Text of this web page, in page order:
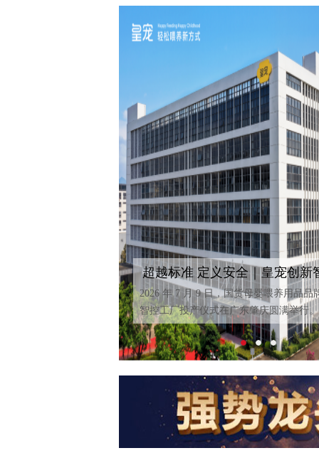
超越标准 定义安全｜皇宠创新
正式投产
2026 年 7 月 9 日，国货母婴喂养用品品
智控工厂投产仪式在广东肇庆圆满举行